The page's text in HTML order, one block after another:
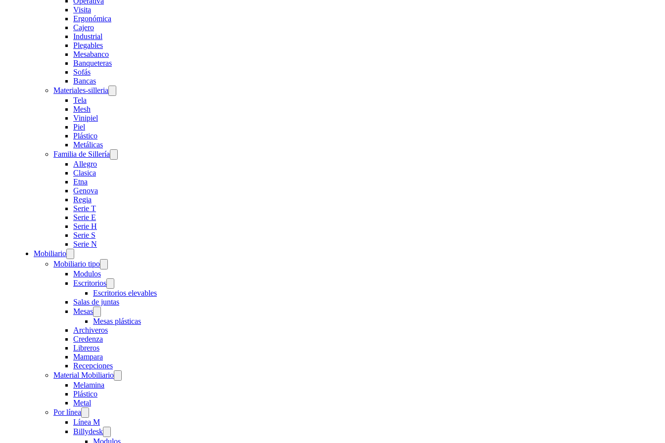
Visita
Ergonómica
Cajero
Industrial
Plegables
Mesabanco
Banqueteras
Sofás
Bancas
Materiales-silleria
Tela
Mesh
Vinipiel
Piel
Plástico
Metálicas
Familia de Sillería
Allegro
Clasica
Etna
Genova
Regia
Serie T
Serie E
Serie H
Serie S
Serie N
Mobiliario
Mobiliario tipo
Modulos
Escritorios
Escritorios elevables
Salas de juntas
Mesas
Mesas plásticas
Archiveros
Credenza
Libreros
Mampara
Recepciones
Material Mobiliario
Melamina
Plástico
Metal
Por línea
Línea M
Billydesk
Modulos